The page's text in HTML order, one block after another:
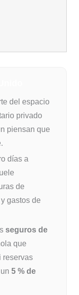
del espacio
privado
piensan que
días a
de
gastos de
seguros de
que
reservas
5 % de